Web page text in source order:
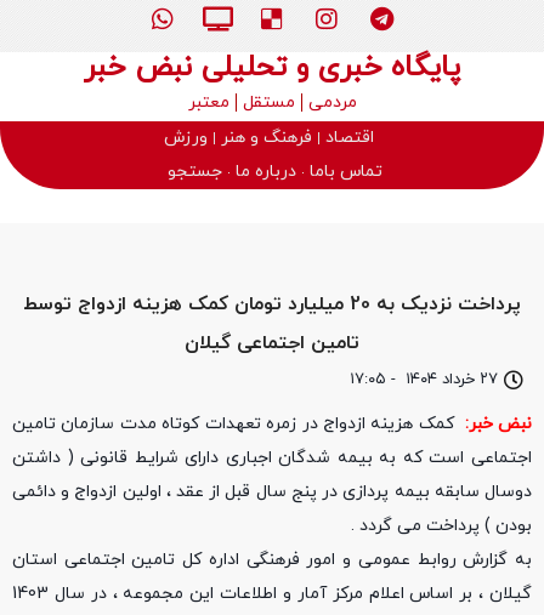
پایگاه خبری و تحلیلی نبض خبر
مردمی مستقل
معتبر
اقتصاد
فرهنگ و هنر
ورزش
تماس باما درباره ما جستجو
۲۷ خرداد ۱۴۰۴ - ۱۷:۰۵
پرداخت نزدیک به 20 میلیارد تومان کمک هزینه ازدواج توسط
تامین اجتماعی گیلان
نبض خبر: کمک هزینه ازدواج در زمره تعهدات کوتاه مدت سازمان تامین
اجتماعی است که به بیمه شدگان اجباری دارای شرایط قانونی ( داشتن
دوسال سابقه بیمه پردازی در پنج سال قبل از عقد ، اولین ازدواج و دائمی
بودن ) پرداخت می گردد .
به گزارش روابط عمومی و امور فرهنگی اداره کل تامین اجتماعی استان
گیلان ، بر اساس اعلام مرکز آمار و اطلاعات این مجموعه ، در سال 1403